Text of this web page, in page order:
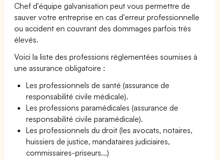
Chef d'équipe galvanisation peut vous permettre de
sauver votre entreprise en cas d'erreur professionnelle
ou accident en couvrant des dommages parfois très
élevés.
Voici la liste des professions réglementées soumises à
une assurance obligatoire :
Les professionnels de santé (assurance de
responsabilité civile médicale).
Les professions paramédicales (assurance de
responsabilité civile paramédicale).
Les professionnels du droit (les avocats, notaires,
huissiers de justice, mandataires judiciaires,
commissaires-priseurs...)